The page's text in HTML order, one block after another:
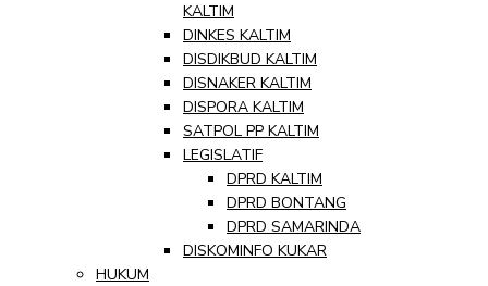
KALTIM
DINKES KALTIM
DISDIKBUD KALTIM
DISNAKER KALTIM
DISPORA KALTIM
SATPOL PP KALTIM
LEGISLATIF
DPRD KALTIM
DPRD BONTANG
DPRD SAMARINDA
DISKOMINFO KUKAR
HUKUM